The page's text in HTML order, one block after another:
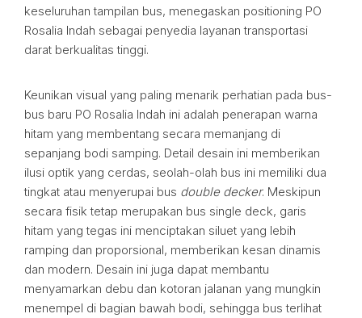
keseluruhan tampilan bus, menegaskan positioning PO
Rosalia Indah sebagai penyedia layanan transportasi
darat berkualitas tinggi.
Keunikan visual yang paling menarik perhatian pada bus-
bus baru PO Rosalia Indah ini adalah penerapan warna
hitam yang membentang secara memanjang di
sepanjang bodi samping. Detail desain ini memberikan
ilusi optik yang cerdas, seolah-olah bus ini memiliki dua
tingkat atau menyerupai bus double decker. Meskipun
secara fisik tetap merupakan bus single deck, garis
hitam yang tegas ini menciptakan siluet yang lebih
ramping dan proporsional, memberikan kesan dinamis
dan modern. Desain ini juga dapat membantu
menyamarkan debu dan kotoran jalanan yang mungkin
menempel di bagian bawah bodi, sehingga bus terlihat